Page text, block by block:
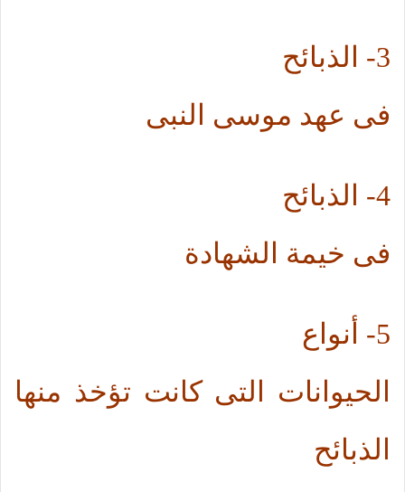
3-
الذبائح
فى عهد موسى النبى
4-
الذبائح
فى خيمة الشهادة
5-
أنواع
الحيوانات التى كانت تؤخذ منها
الذبائح